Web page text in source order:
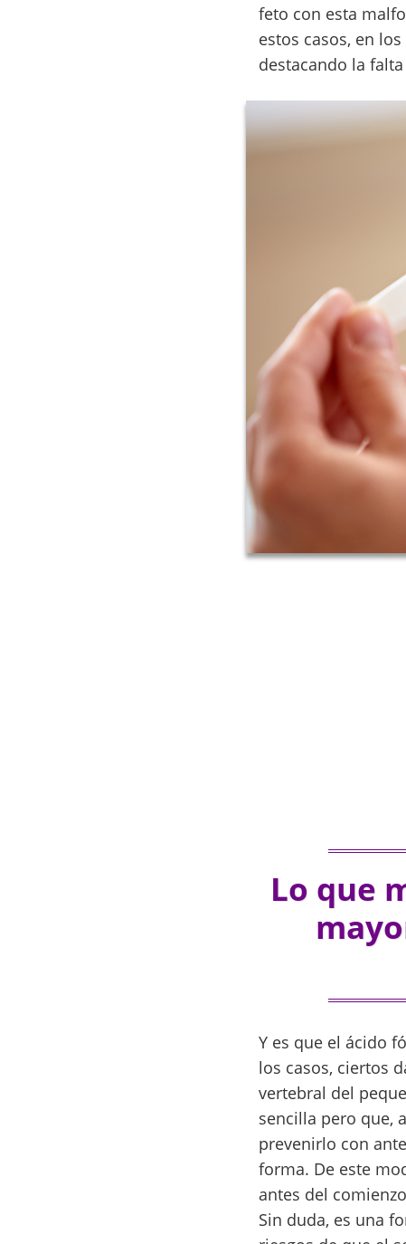
feto con esta
estos casos, en
destacando la
Lo que
Y es que el ácido
los casos, ciertos
vertebral del
sencilla pero que,
prevenirlo con
forma. De este
antes del
Sin duda, es una